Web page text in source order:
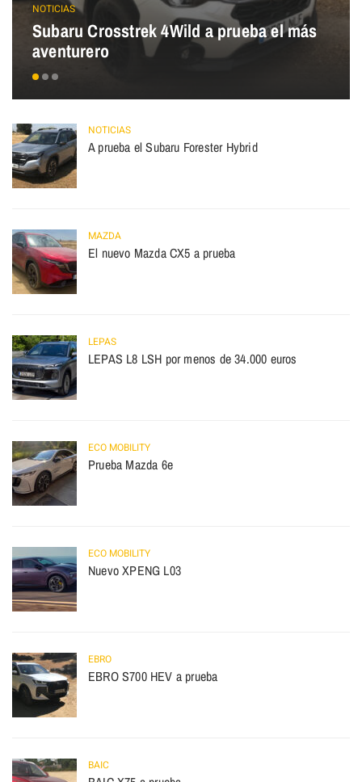
NOTICIAS
Subaru Crosstrek 4Wild a prueba el más
aventurero
NOTICIAS
A prueba el Subaru Forester Hybrid
MAZDA
El nuevo Mazda CX5 a prueba
LEPAS
LEPAS L8 LSH por menos de 34.000 euros
ECO MOBILITY
Prueba Mazda 6e
ECO MOBILITY
Nuevo XPENG L03
EBRO
EBRO S700 HEV a prueba
BAIC